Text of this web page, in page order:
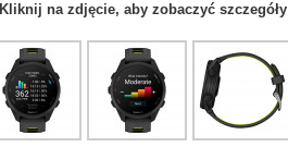
Kliknij na zdjęcie, aby zobaczyć szczegóły